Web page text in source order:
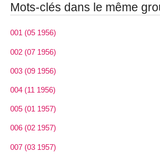
Mots-clés dans le même
001 (05 1956)
002 (07 1956)
003 (09 1956)
004 (11 1956)
005 (01 1957)
006 (02 1957)
007 (03 1957)